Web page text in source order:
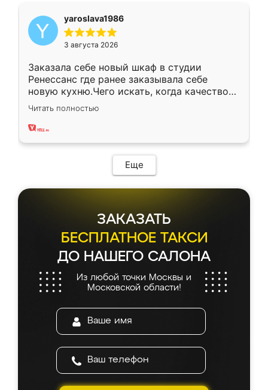
yaroslava1986
3 августа 2026
Заказала себе новый шкаф в студии
Ренессанс где ранее заказывала себе
новую кухню.Чего искать, когда качеством
вполне довольна. Служит кухня уже почти
два года, нареканий нет.
Читать полностью
Еще
ЗАКАЗАТЬ
БЕСПЛАТНОЕ ТАКСИ
ДО НАШЕГО САЛОНА
Из любой точки Москвы и
Московской области!